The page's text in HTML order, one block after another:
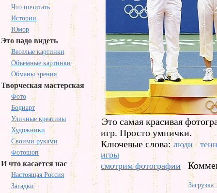
Что почитать
Истории
Юмор
Это надо видеть
Веселые картинки
Объемные картинки
Обманы зрения
Творческая мастерская
Фото
Бодиарт
Уличные креативы
Художники
Своими руками
Фотошоп
И что касается нас
Настоящая Россия
Загадки
Это самая красивая
игр. Просто умнички.
Ключевые слова:люди
игры
смотрим фотографии